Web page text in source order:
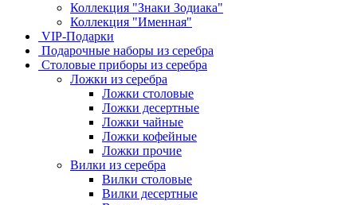
Коллекция "Знаки Зодиака"
Коллекция "Именная"
VIP-Подарки
Подарочные наборы из серебра
Столовые приборы из серебра
Ложки из серебра
Ложки столовые
Ложки десертные
Ложки чайные
Ложки кофейные
Ложки прочие
Вилки из серебра
Вилки столовые
Вилки десертные